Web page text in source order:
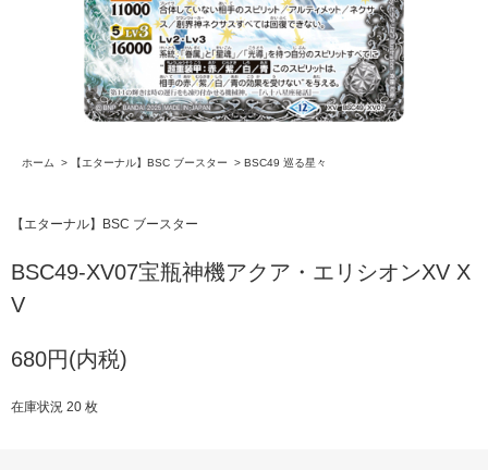
ホーム > 【エターナル】BSC ブースター > BSC49 巡る星々
【エターナル】BSC ブースター
BSC49-XV07宝瓶神機アクア・エリシオンXV X
V
680円(内税)
在庫状況 20 枚